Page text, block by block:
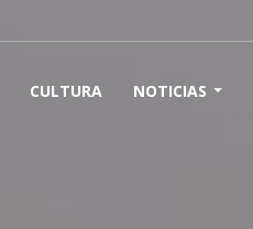
CULTURA NOTICIAS